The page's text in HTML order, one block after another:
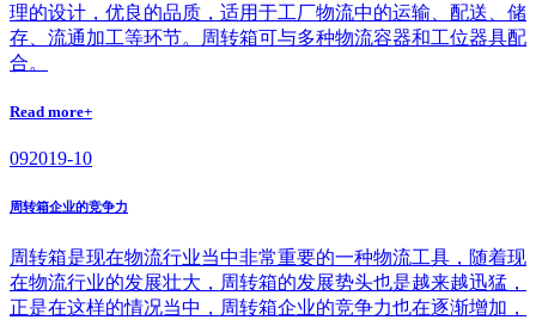
理的设计，优良的品质，适用于工厂物流中的运输、配送、储
存、流通加工等环节。周转箱可与多种物流容器和工位器具配
合。
Read more+
092019-10
周转箱企业的竞争力
周转箱是现在物流行业当中非常重要的一种物流工具，随着现
在物流行业的发展壮大，周转箱的发展势头也是越来越迅猛，
正是在这样的情况当中，周转箱企业的竞争力也在逐渐增加，